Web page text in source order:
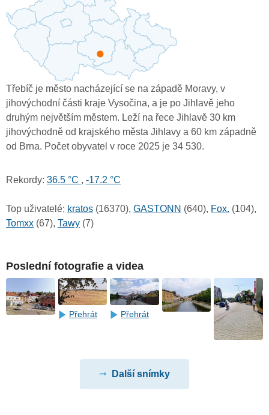
Třebíč je město nacházející se na západě Moravy, v
jihovýchodní části kraje Vysočina, a je po Jihlavě jeho
druhým největším městem. Leží na řece Jihlavě 30 km
jihovýchodně od krajského města Jihlavy a 60 km západně
od Brna. Počet obyvatel v roce 2025 je 34 530.
Rekordy: 36.5 °C , -17.2 °C
Top uživatelé: kratos (16370), GASTONN (640), Fox. (104),
Tomxx (67), Tawy (7)
Poslední fotografie a videa
Přehrát Přehrát
Další snímky